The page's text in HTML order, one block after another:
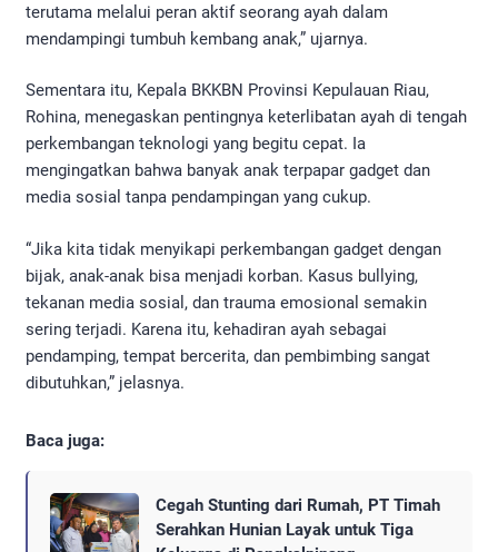
terutama melalui peran aktif seorang ayah dalam
mendampingi tumbuh kembang anak,” ujarnya.
Sementara itu, Kepala BKKBN Provinsi Kepulauan Riau,
Rohina, menegaskan pentingnya keterlibatan ayah di tengah
perkembangan teknologi yang begitu cepat. Ia
mengingatkan bahwa banyak anak terpapar gadget dan
media sosial tanpa pendampingan yang cukup.
“Jika kita tidak menyikapi perkembangan gadget dengan
bijak, anak-anak bisa menjadi korban. Kasus bullying,
tekanan media sosial, dan trauma emosional semakin
sering terjadi. Karena itu, kehadiran ayah sebagai
pendamping, tempat bercerita, dan pembimbing sangat
dibutuhkan,” jelasnya.
Baca juga:
Cegah Stunting dari Rumah, PT Timah
Serahkan Hunian Layak untuk Tiga